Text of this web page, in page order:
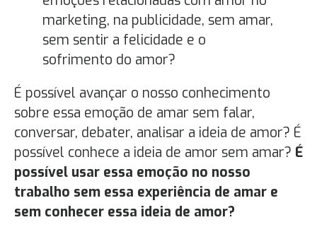
marketing, na publicidade, sem amar,
sem sentir a felicidade e o
sofrimento do amor?
É possível avançar o nosso conhecimento
sobre essa emoção de amar sem falar,
conversar, debater, analisar a ideia de amor? É
possível conhece a ideia de amor sem amar? É
possível usar essa emoção no nosso
trabalho sem essa experiência de amar e
sem conhecer essa ideia de amor?